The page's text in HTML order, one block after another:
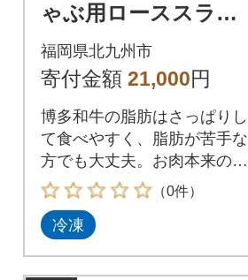
ゃぶ用ローススライ
ス(400g) ST07-S20
福岡県北九州市
寄付金額 21,000円
博多和牛の脂肪はさっぱりし
て食べやすく、脂肪が苦手な
方でも大丈夫。お肉本来の味
を楽しめる味わえます。
（0件）
冷凍